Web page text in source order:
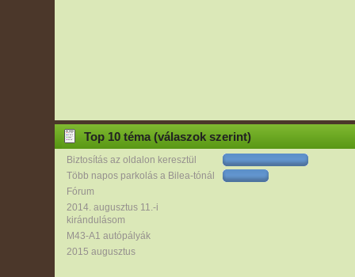
Top 10 téma (válaszok szerint)
Biztosítás az oldalon keresztül
Több napos parkolás a Bilea-tónál
Fórum
2014. augusztus 11.-i
kirándulásom
M43-A1 autópályák
2015 augusztus